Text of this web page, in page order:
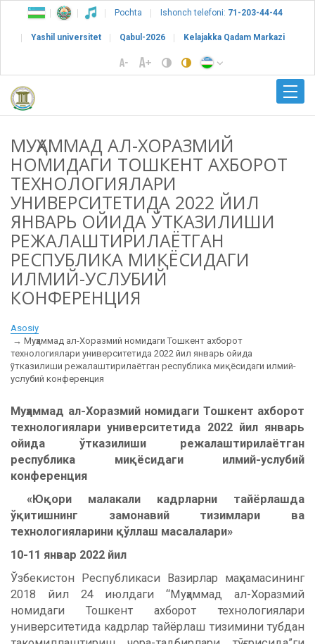
Pochta Ishonch telefoni: 71-203-44-44
Yashil universitet Qabul-2026 Kelajakka Qadam Markazi
МУҲАММАД АЛ-ХОРАЗМИЙ
НОМИДАГИ ТОШКЕНТ АХБОРОТ
ТЕХНОЛОГИЯЛАРИ
УНИВЕРСИТЕТИДА 2022 ЙИЛ
ЯНВАРЬ ОЙИДА ЎТКАЗИЛИШИ
РЕЖАЛАШТИРИЛАЁТГАН
РЕСПУБЛИКА МИҚЁСИДАГИ
ИЛМИЙ-УСЛУБИЙ
КОНФЕРЕНЦИЯ
Asosiy
Муҳаммад ал-Хоразмий номидаги Тошкент ахборот
технологиялари университетида 2022 йил январь ойида
ўтказилиши режалаштирилаётган республика миқёсидаги илмий-
услубий конференция
Муҳаммад ал-Хоразмий номидаги Тошкент ахборот
технологиялари университетида 2022йил январь
ойида ўтказилиши режалаштирилаётган
республика миқёсидаги илмий-услубий
конференция
«Юқори малакали кадрларни тайёрлашда
ўқитишнинг замонавий тизимлари ва
технологияларини қўллаш масалалари»
10-11 январ 2022 йил
Ўзбекистон Республикаси Вазирлар маҳкамасининг
2018 йил 24 июлдаги “Муҳаммад ал-Хоразмий
номидаги Тошкент ахборот технологиялари
университетида кадрлар тайёрлаш тизимини тубдан